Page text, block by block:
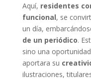
Aquí, residentes
funcional, se
un día,
de un periódico.
sino una
aportara su
ilustraciones,